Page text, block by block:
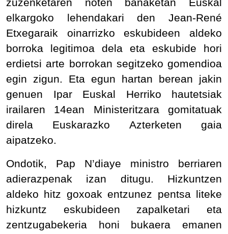
elkargoko lehendakari den Jean-René
Etxegaraik oinarrizko eskubideen aldeko
borroka legitimoa dela eta eskubide hori
erdietsi arte borrokan segitzeko gomendioa
egin zigun. Eta egun hartan berean jakin
genuen Ipar Euskal Herriko hautetsiak
irailaren 14ean Ministeritzara gomitatuak
direla Euskarazko Azterketen gaia
aipatzeko.
Ondotik, Pap N’diaye ministro berriaren
adierazpenak izan ditugu. Hizkuntzen
aldeko hitz goxoak entzunez pentsa liteke
hizkuntz eskubideen zapalketari eta
zentzugabekeria honi bukaera emanen